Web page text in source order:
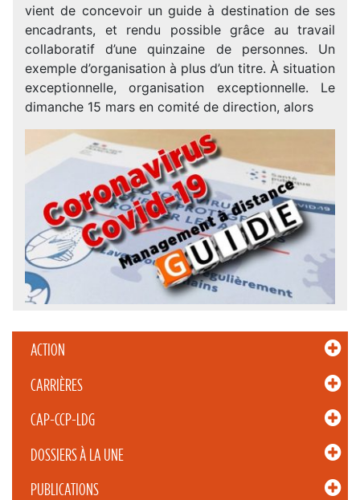
ACTION
CARRIÈRES
CAP-CCP-LDG
DOSSIERS À LA UNE
PUBLICATIONS
vient de concevoir un guide à destination de ses
encadrants, et rendu possible grâce au travail
collaboratif d’une quinzaine de personnes. Un
exemple d’organisation à plus d’un titre. À situation
exceptionnelle, organisation exceptionnelle. Le
dimanche 15 mars en comité de direction, alors